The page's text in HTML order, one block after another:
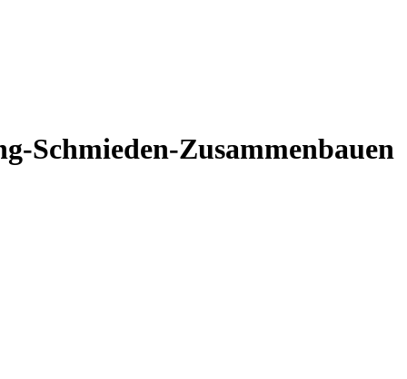
Schmieden-Zusammenbauen